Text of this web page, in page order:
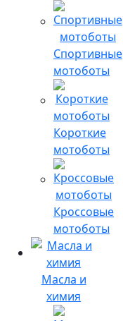
Спортивные
мотоботы
Короткие
мотоботы
Кроссовые
мотоботы
Масла и
химия